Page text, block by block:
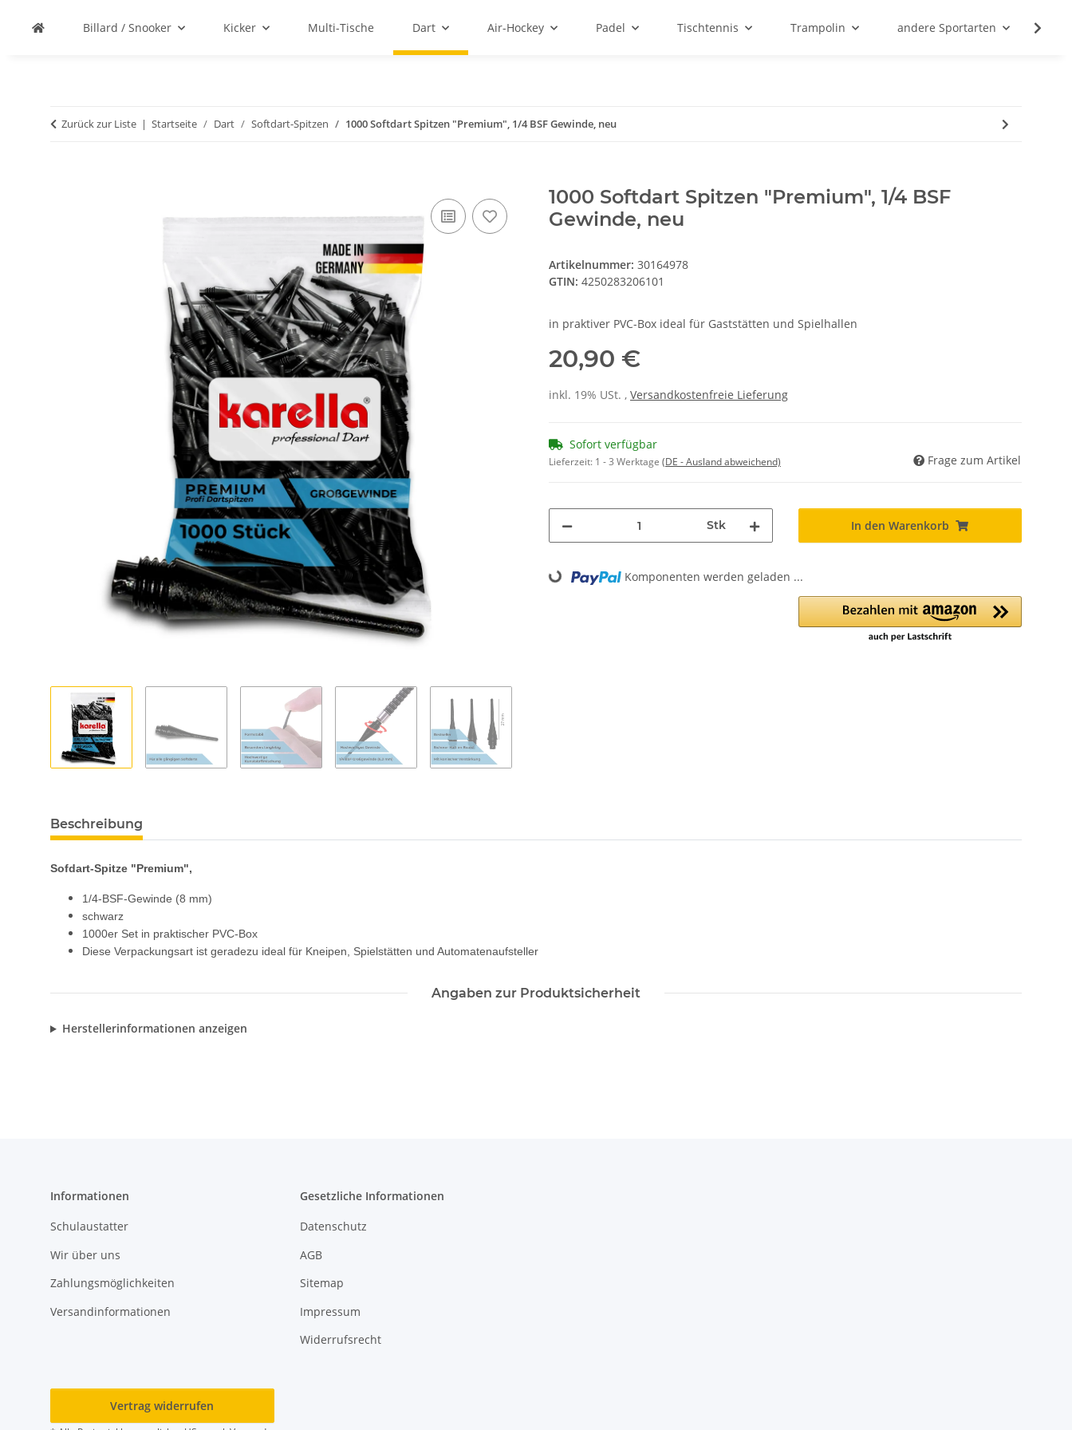
Billard / Snooker Kicker Multi-Tische Dart Air-Hockey Padel Tischtennis Trampolin andere Sportarten
Zurück zur Liste Startseite Dart Softdart-Spitzen 1000 Softdart Spitzen "Premium", 1/4 BSF Gewinde, neu
1000 Softdart Spitzen "Premium", 1/4 BSF
Gewinde, neu
Artikelnummer: 30164978
GTIN: 4250283206101
in praktiver PVC-Box ideal für Gaststätten und Spielhallen
20,90 €
inkl. 19% USt. , Versandkostenfreie Lieferung
Sofort verfügbar
Lieferzeit: 1 - 3 Werktage (DE - Ausland abweichend) Frage zum Artikel
Stk In den Warenkorb
Loading... Komponenten werden geladen ...
Beschreibung
Sofdart-Spitze "Premium",
1/4-BSF-Gewinde (8 mm)
schwarz
1000er Set in praktischer PVC-Box
Diese Verpackungsart ist geradezu ideal für Kneipen, Spielstätten und Automatenaufsteller
Angaben zur Produktsicherheit
Herstellerinformationen anzeigen
Informationen
Schulaustatter
Wir über uns
Zahlungsmöglichkeiten
Versandinformationen
Gesetzliche Informationen
Datenschutz
AGB
Sitemap
Impressum
Widerrufsrecht
Vertrag widerrufen